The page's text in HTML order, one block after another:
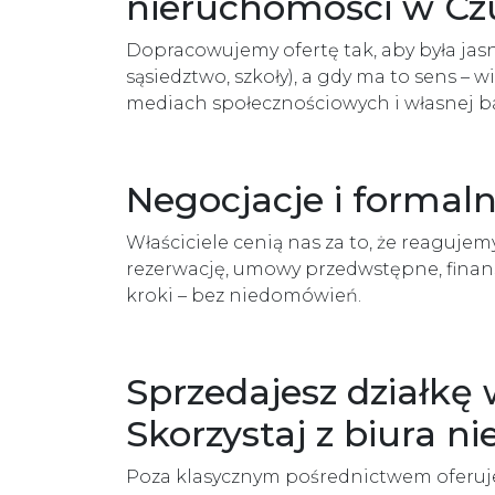
Dopracowujemy ofertę tak, aby była
sąsiedztwo, szkoły), a gdy ma to sens
mediach społecznościowych i własnej
Negocjacje i
Właściciele cenią nas za to, że
rezerwację, umowy przedwstępne,
kroki – bez niedomówień.
Sprzedajesz
Skorzystaj z biura
Poza klasycznym pośrednictwem